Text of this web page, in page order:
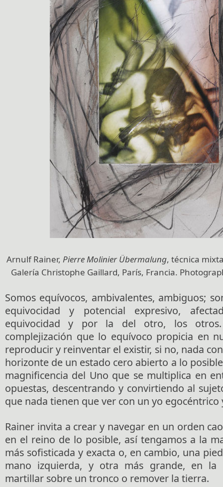
Arnulf Rainer, Pierre Molinier Übermalung, técnica
Galería Christophe Gaillard, París, Francia.
Somos equívocos, ambivalentes, ambiguos;
equivocidad y potencial expresivo,
equivocidad y por la del otro, los otros.
complejización que lo equívoco propicia en
reproducir y reinventar el existir, si no, nada
horizonte de un estado cero abierto a lo
magnificencia del Uno que se multiplica en
opuestas, descentrando y convirtiendo al
que nada tienen que ver con un yo egocéntrico
Rainer invita a crear y navegar en un orden
en el reino de lo posible, así tengamos a la
más sofisticada y exacta o, en cambio, una
mano izquierda, y otra más grande, en la
martillar sobre un tronco o remover la tierra.